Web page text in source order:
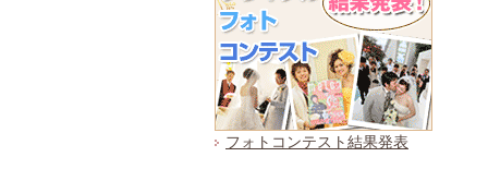
フォトコンテスト結果発表